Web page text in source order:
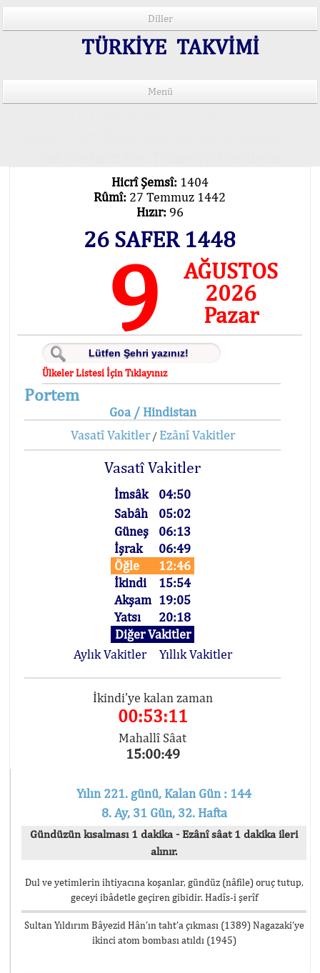
Diller
TÜRKİYE TAKVİMİ
Menü
Hicrî Şemsî: 1404
Rûmî: 27 Temmuz 1442
Hızır: 96
26 SAFER 1448
9
AĞUSTOS
2026
Pazar
Ülkeler Listesi İçin Tıklayınız
Portem
Goa / Hindistan
Vasatî Vakitler/ Ezânî Vakitler
Vasatî Vakitler
İmsâk
04:50
Sabâh
05:02
Güneş
06:13
İşrak
06:49
Öğle
12:46
İkindi
15:54
Akşam 19:05
Yatsı
20:18
Diğer Vakitler
Aylık Vakitler
Yıllık Vakitler
İkindi'ye kalan zaman
00:53:11
Mahallî Sâat
15:00:49
Yılın 221. günü, Kalan Gün : 144
8. Ay, 31 Gün, 32. Hafta
Gündüzün kısalması 1 dakika - Ezânî sâat 1 dakika ileri
alınır.
Dul ve yetimlerin ihtiyacına koşanlar, gündüz (nâfile) oruç tutup,
geceyi ibâdetle geçiren gibidir. Hadîs-i şerîf
Sultan Yıldırım Bâyezid Hân’ın taht’a çıkması (1389) Nagazaki’ye
ikinci atom bombası atıldı (1945)